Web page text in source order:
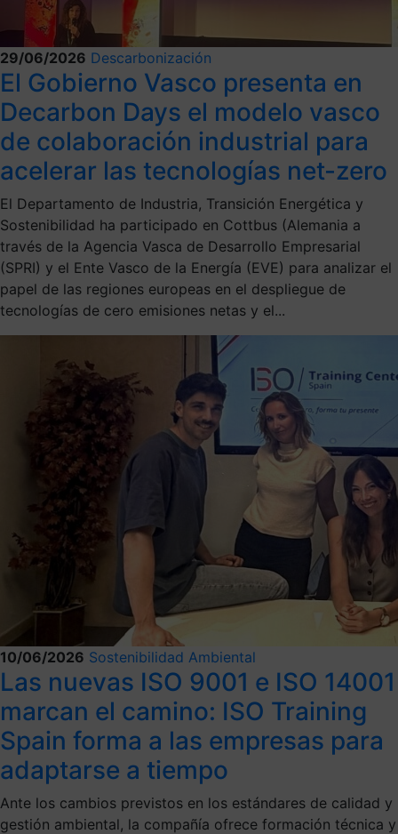
29/06/2026 Descarbonización
El Gobierno Vasco presenta en
Decarbon Days el modelo vasco
de colaboración industrial para
acelerar las tecnologías net-zero
El Departamento de Industria, Transición Energética y
Sostenibilidad ha participado en Cottbus (Alemania a
través de la Agencia Vasca de Desarrollo Empresarial
(SPRI) y el Ente Vasco de la Energía (EVE) para analizar el
papel de las regiones europeas en el despliegue de
tecnologías de cero emisiones netas y el...
10/06/2026 Sostenibilidad Ambiental
Las nuevas ISO 9001 e ISO 14001
marcan el camino: ISO Training
Spain forma a las empresas para
adaptarse a tiempo
Ante los cambios previstos en los estándares de calidad y
gestión ambiental, la compañía ofrece formación técnica y